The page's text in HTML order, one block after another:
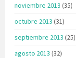
noviembre 2013 (35)
octubre 2013 (31)
septiembre 2013 (25)
agosto 2013 (32)